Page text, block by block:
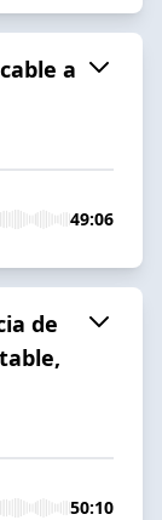
a
49:06
de
50:10